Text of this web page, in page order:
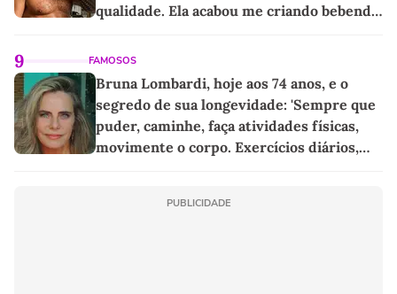
qualidade. Ela acabou me criando bebendo
9 FAMOSOS
Bruna Lombardi, hoje aos 74 anos, e o
segredo de sua longevidade: 'Sempre que
puder, caminhe, faça atividades físicas,
movimente o corpo. Exercícios diários,
PUBLICIDADE